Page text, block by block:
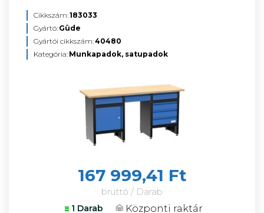
Cikkszám:183033
Gyártó: Güde
Gyártói cikkszám:40480
Kategória: Munkapadok, satupadok
167 999,41 Ft
bruttó / Darab
1 Darab Központi raktár